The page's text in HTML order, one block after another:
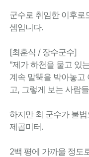
군수로 취임한 이후로
셈입니다.
[최훈식 / 장수군수]
"제가 하천을 물고 있
계속 말뚝을 박아놓고
고, 그렇게 보는 사람
하지만 최 군수가 불
제곱미터.
2백 평에 가까울 정도